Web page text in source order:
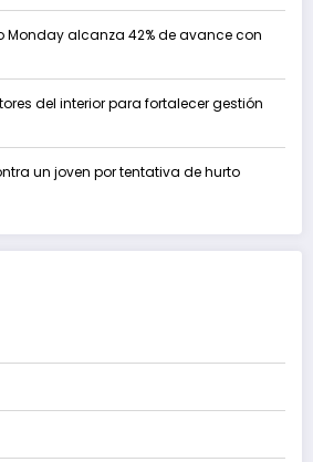
Monday alcanza 42% de avance con
del interior para fortalecer gestión
un joven por tentativa de hurto